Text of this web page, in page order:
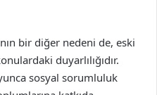
bir diğer nedeni de, eski
duyarlılığıdır.
sosyal sorumluluk